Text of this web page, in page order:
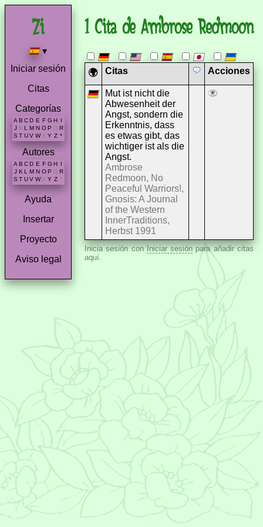
▾
Iniciar sesión
Citas
Categorías
A B C D E F G H I
J K L M N O P Q R
S T U V W X Y Z *
Autores
A B C D E F G H
J K L M N O P Q R
S T U V W X Y Z *
Ayuda
Insertar
Proyecto
Aviso legal
1 Cita de Ambrose Redmoon
🌍 Citas Acciones
Mut ist nicht die
Abwesenheit der
Angst, sondern die
Erkenntnis, dass
es etwas gibt, das
wichtiger ist als die
Angst.
Ambrose
Redmoon, No
Peaceful Warriors!,
Gnosis: A Journal
of the Western
InnerTraditions,
Herbst 1991
Inicia sesión conIniciar sesiónpara añadir citas
aquí.